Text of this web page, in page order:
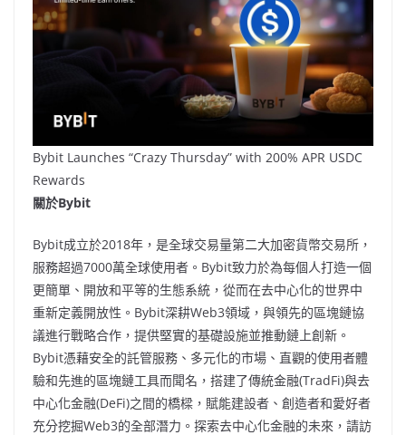
Bybit Launches “Crazy Thursday” with 200% APR USDC
Rewards
關於Bybit
Bybit成立於2018年，是全球交易量第二大加密貨幣交易所，
服務超過7000萬全球使用者。Bybit致力於為每個人打造一個
更簡單、開放和平等的生態系統，從而在去中心化的世界中
重新定義開放性。Bybit深耕Web3領域，與領先的區塊鏈協
議進行戰略合作，提供堅實的基礎設施並推動鏈上創新。
Bybit憑藉安全的託管服務、多元化的市場、直觀的使用者體
驗和先進的區塊鏈工具而聞名，搭建了傳統金融(TradFi)與去
中心化金融(DeFi)之間的橋樑，賦能建設者、創造者和愛好者
充分挖掘Web3的全部潛力。探索去中心化金融的未來，請訪